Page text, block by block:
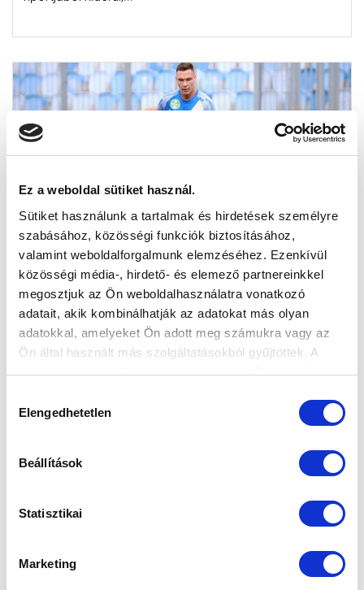
Ez a weboldal sütiket használ.
Sütiket használunk a tartalmak és hirdetések személyre
szabásához, közösségi funkciók biztosításához,
valamint weboldalforgalmunk elemzéséhez. Ezenkívül
közösségi média-, hirdető- és elemező partnereinkkel
megosztjuk az Ön weboldalhasználatra vonatkozó
adatait, akik kombinálhatják az adatokat más olyan
adatokkal, amelyeket Ön adott meg számukra vagy az
Ön által használt más szolgáltatásokból gyűjtöttek. A
weboldalon való böngészés folytatásával Ön hozzájárul a
kiválasztása
Elengedhetetlen
Beállítások
Statisztikai
Marketing
BOBÁL DÁVID TÚL A MŰTÉTEN
2023-10-25 11:39:37
A Puskás Akadémia FC ellen súlyos sérülést szenvedő
védőnk állapotáról Dr. Dreissiger Imre csapatorvos
adott tájékoztatá...